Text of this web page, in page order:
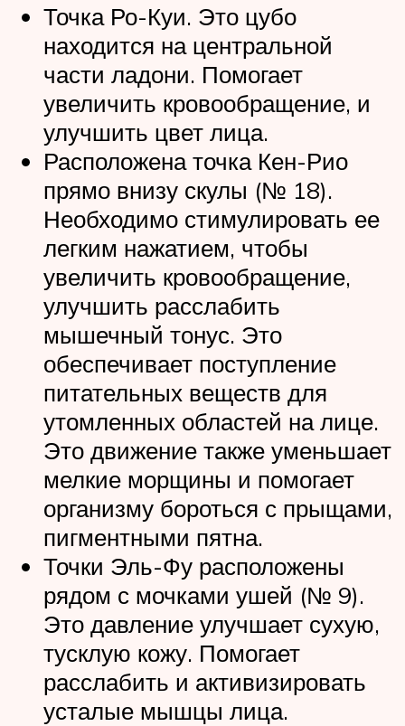
Точка Ро-Куи. Это цубо
находится на центральной
части ладони. Помогает
увеличить кровообращение, и
улучшить цвет лица.
Расположена точка Кен-Рио
прямо внизу скулы (№ 18).
Необходимо стимулировать ее
легким нажатием, чтобы
увеличить кровообращение,
улучшить расслабить
мышечный тонус. Это
обеспечивает поступление
питательных веществ для
утомленных областей на лице.
Это движение также уменьшает
мелкие морщины и помогает
организму бороться с прыщами,
пигментными пятна.
Точки Эль-Фу расположены
рядом с мочками ушей (№ 9).
Это давление улучшает сухую,
тусклую кожу. Помогает
расслабить и активизировать
усталые мышцы лица.